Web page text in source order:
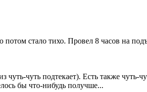
потом стало тихо. Провел 8 часов на
чуть-чуть подтекает). Есть также
бы что-нибудь получше...